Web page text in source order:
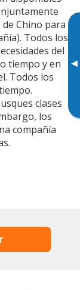
▸
Chino para
Todos los
del
tiempo y en
Todos los
clases
los
compañía